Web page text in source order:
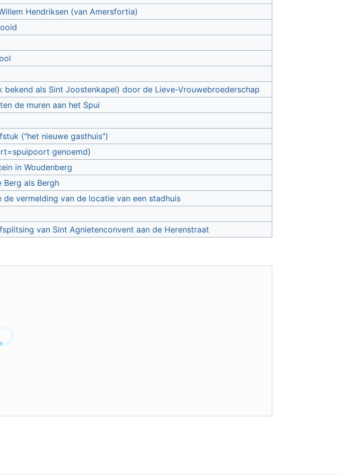
Hendriksen (van Amersfortia)
als Sint Joostenkapel) door de Lieve-Vrouwebroederschap
de muren aan het Spui
("het nieuwe gasthuis")
genoemd)
in Woudenberg
als Bergh
vermelding van de locatie van een stadhuis
van Sint Agnietenconvent aan de Herenstraat